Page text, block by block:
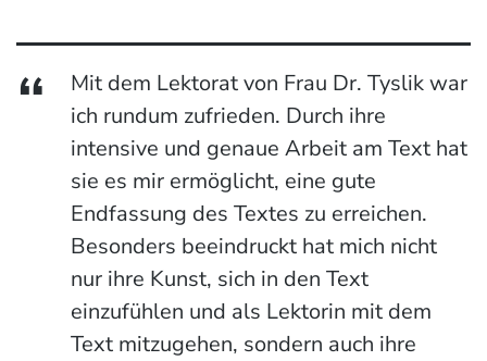
Mit dem Lektorat von Frau Dr. Tyslik war
ich rundum zufrieden. Durch ihre
intensive und genaue Arbeit am Text hat
sie es mir ermöglicht, eine gute
Endfassung des Textes zu erreichen.
Besonders beeindruckt hat mich nicht
nur ihre Kunst, sich in den Text
einzufühlen und als Lektorin mit dem
Text mitzugehen, sondern auch ihre